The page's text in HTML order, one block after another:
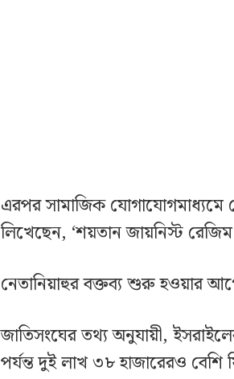
এরপর সামাজিক যোগাযোগমাধ্যমে
লিখেছেন, ‘শয়তান জায়নিস্ট
নেতানিয়াহুর বক্তব্য শুরু হওয়ার
জাতিসংঘের তথ্য অনুযায়ী,
পর্যন্ত দুই লাখ ৩৮ হাজারেরও